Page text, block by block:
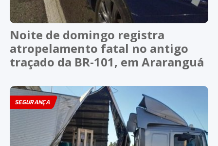
Noite de domingo registra
atropelamento fatal no antigo
traçado da BR-101, em Araranguá
SEGURANÇA